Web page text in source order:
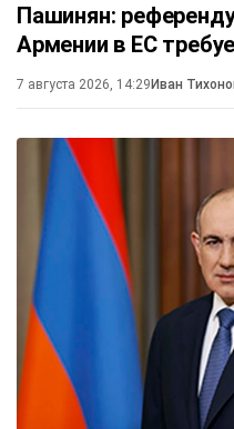
Пашинян:
Армении в ЕС
7 августа 2026, 14:29 Иван